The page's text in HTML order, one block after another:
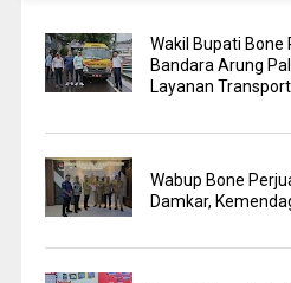
Wakil Bupati Bone
Bandara Arung
Layanan
Wabup Bone
Damkar,